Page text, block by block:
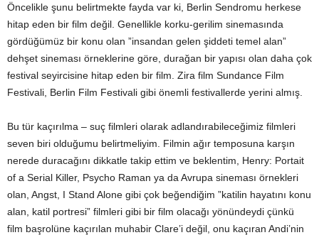
Öncelikle şunu belirtmekte fayda var ki, Berlin Sendromu herkese
hitap eden bir film değil. Genellikle korku-gerilim sinemasında
gördüğümüz bir konu olan ”insandan gelen şiddeti temel alan”
dehşet sineması örneklerine göre, durağan bir yapısı olan daha çok
festival seyircisine hitap eden bir film. Zira film Sundance Film
Festivali, Berlin Film Festivali gibi önemli festivallerde yerini almış.
Bu tür kaçırılma – suç filmleri olarak adlandırabileceğimiz filmleri
seven biri olduğumu belirtmeliyim. Filmin ağır temposuna karşın
nerede duracağını dikkatle takip ettim ve beklentim, Henry: Portait
of a Serial Killer, Psycho Raman ya da Avrupa sineması örnekleri
olan, Angst, I Stand Alone gibi çok beğendiğim ”katilin hayatını konu
alan, katil portresi” filmleri gibi bir film olacağı yönündeydi çünkü
film başrolüne kaçırılan muhabir Clare’i değil, onu kaçıran Andi’nin